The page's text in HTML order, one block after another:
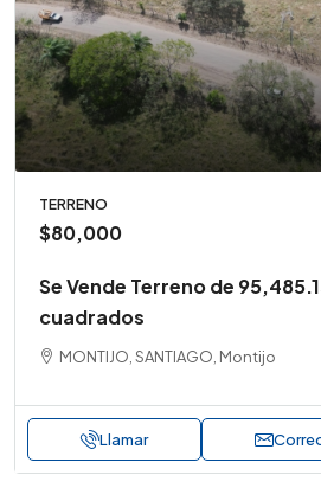
TERRENO
$80,000
Se Vende Terreno de
cuadrados
MONTIJO, SANTIAGO, Montijo
Llamar